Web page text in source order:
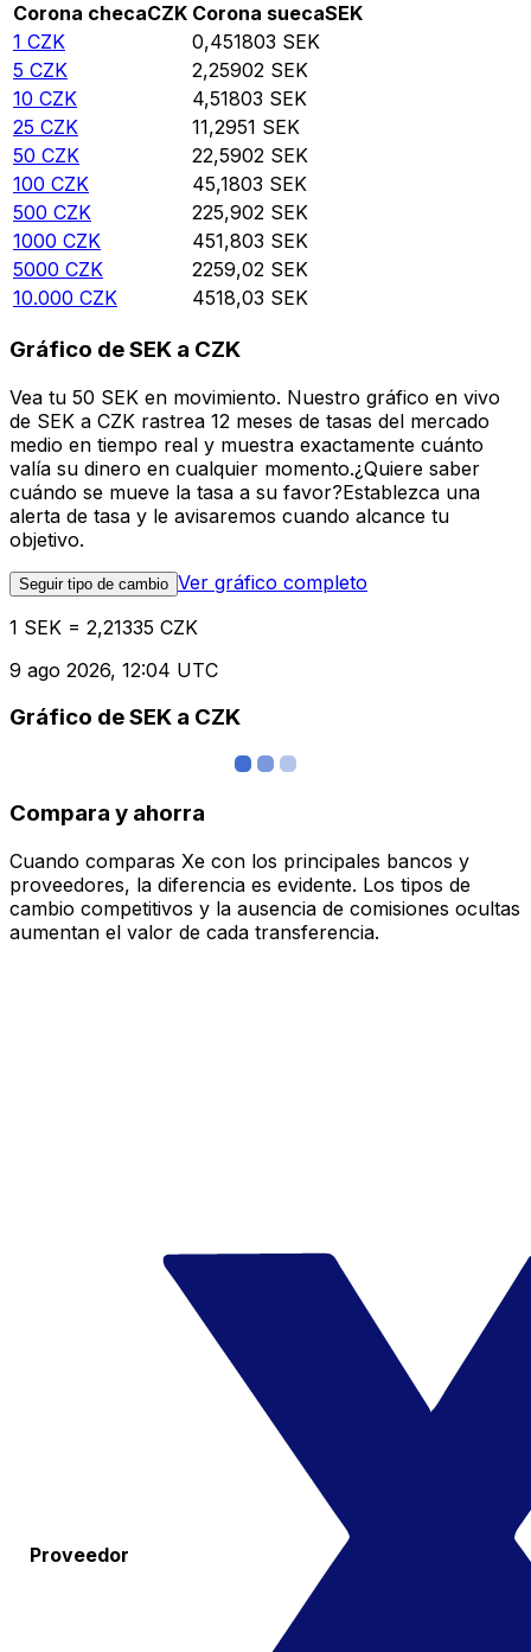
Corona checaCZK Corona suecaSEK
1 CZK 0,451803 SEK
5 CZK 2,25902 SEK
10 CZK 4,51803 SEK
25 CZK 11,2951 SEK
50 CZK 22,5902 SEK
100 CZK 45,1803 SEK
500 CZK 225,902 SEK
1000 CZK 451,803 SEK
5000 CZK 2259,02 SEK
10.000 CZK 4518,03 SEK
Gráfico de SEK a CZK
Vea tu 50 SEK en movimiento. Nuestro gráfico en vivo
de SEK a CZK rastrea 12 meses de tasas del mercado
medio en tiempo real y muestra exactamente cuánto
valía su dinero en cualquier momento.¿Quiere saber
cuándo se mueve la tasa a su favor?Establezca una
alerta de tasa y le avisaremos cuando alcance tu
objetivo.
Seguir tipo de cambio Ver gráfico completo
1 SEK = 2,21335 CZK
9 ago 2026, 12:04 UTC
Gráfico de SEK a CZK
Compara y ahorra
Cuando comparas Xe con los principales bancos y
proveedores, la diferencia es evidente. Los tipos de
cambio competitivos y la ausencia de comisiones ocultas
aumentan el valor de cada transferencia.
Proveedor